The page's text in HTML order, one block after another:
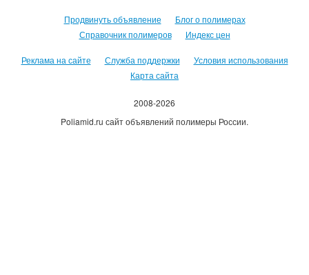
Продвинуть объявление
Блог о полимерах
Справочник полимеров
Индекс цен
Реклама на сайте Служба поддержки
Условия использования
Карта сайта
2008-2026
Poliamid.ru сайт объявлений полимеры России.